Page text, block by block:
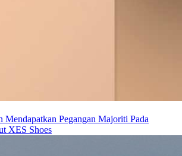
Mendapatkan Pegangan Majoriti Pada
XES Shoes